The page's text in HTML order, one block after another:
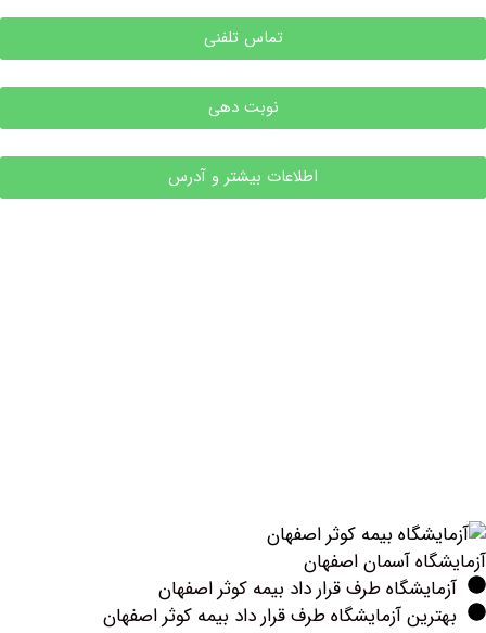
تماس تلفنی
نوبت دهی
اطلاعات بیشتر و آدرس
‏آسمان ‏اصفهان
طرف قرار داد بیمه کوثر اصفهان
آزمایشگاه طرف قرار داد بیمه کوثر اصفهان